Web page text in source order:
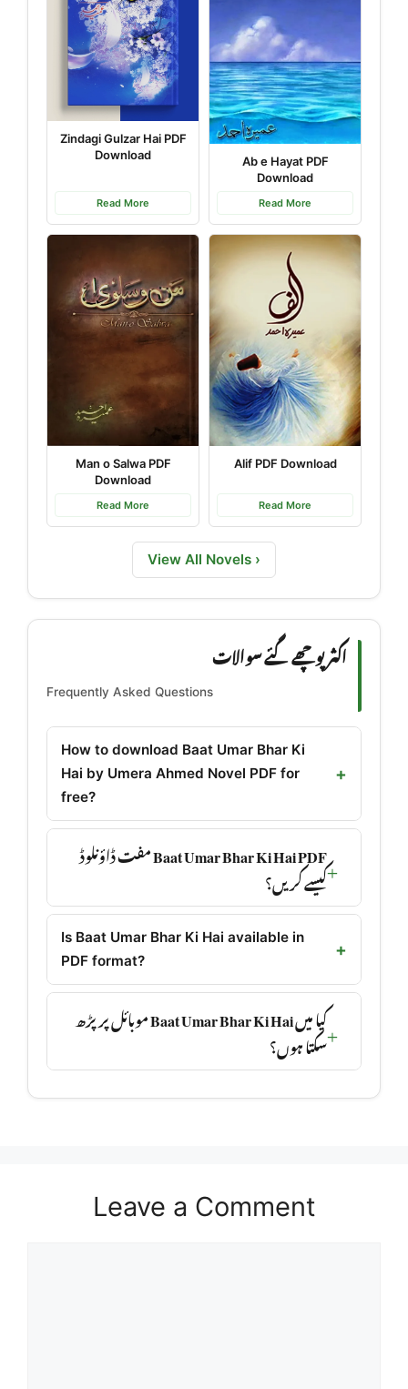
Zindagi Gulzar Hai PDF
Download
Read More
Ab e Hayat PDF
Download
Read More
Man o Salwa PDF
Download
Read More
Alif PDF Download
Read More
View All Novels ›
اکثر پوچھے گئے سوالات
Frequently Asked Questions
How to download Baat Umar Bhar Ki
Hai by Umera Ahmed Novel PDF for
free?
Baat Umar Bhar Ki Hai PDF مفت ڈاؤنلوڈ
کیسے کریں؟
Is Baat Umar Bhar Ki Hai available in
PDF format?
کیا میں Baat Umar Bhar Ki Hai موبائل پر پڑھ
سکتا ہوں؟
Leave a Comment